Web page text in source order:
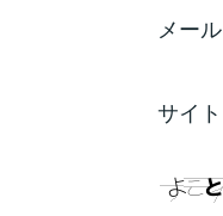
メール
サイト